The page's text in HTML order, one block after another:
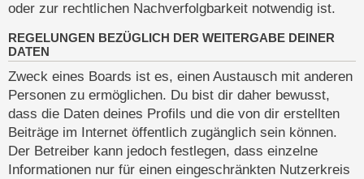
oder zur rechtlichen Nachverfolgbarkeit notwendig ist.
REGELUNGEN BEZÜGLICH DER WEITERGABE DEINER
DATEN
Zweck eines Boards ist es, einen Austausch mit anderen
Personen zu ermöglichen. Du bist dir daher bewusst,
dass die Daten deines Profils und die von dir erstellten
Beiträge im Internet öffentlich zugänglich sein können.
Der Betreiber kann jedoch festlegen, dass einzelne
Informationen nur für einen eingeschränkten Nutzerkreis